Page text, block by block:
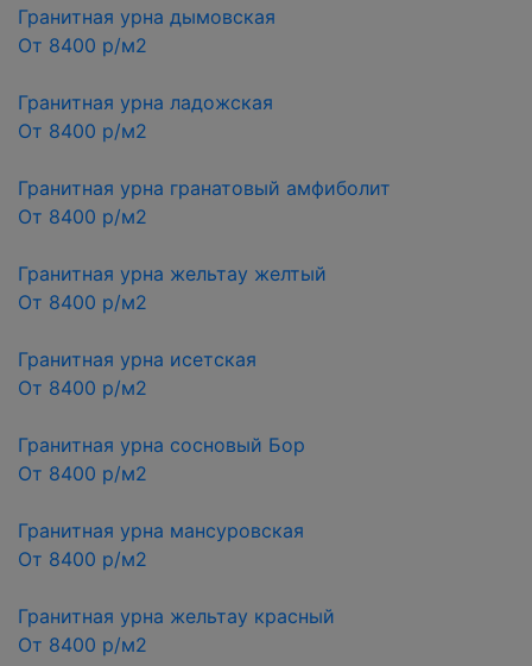
Гранитная урна дымовская
От 8400 р/м2
Гранитная урна ладожская
От 8400 р/м2
Гранитная урна гранатовый амфиболит
От 8400 р/м2
Гранитная урна жельтау желтый
От 8400 р/м2
Гранитная урна исетская
От 8400 р/м2
Гранитная урна сосновый Бор
От 8400 р/м2
Гранитная урна мансуровская
От 8400 р/м2
Гранитная урна жельтау красный
От 8400 р/м2